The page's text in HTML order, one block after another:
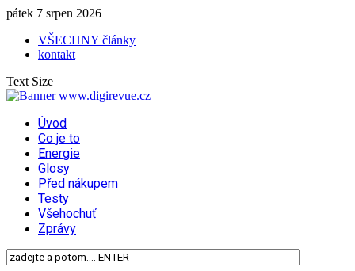
pátek 7 srpen 2026
VŠECHNY články
kontakt
Text Size
Úvod
Co je to
Energie
Glosy
Před nákupem
Testy
Všehochuť
Zprávy